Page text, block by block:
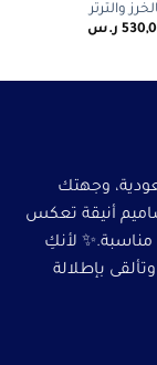
والترتر
ر.س
وجهتك
أنيقة تعكس
لأنكِ
بإطلالة